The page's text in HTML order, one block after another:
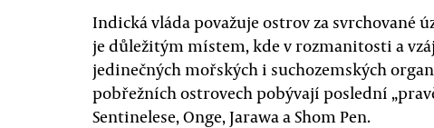
Indická vláda považuje ostrov za svrchované
je důležitým místem, kde v rozmanitosti a
jedinečných mořských i suchozemských
pobřežních ostrovech pobývají poslední
Sentinelese, Onge, Jarawa a Shom Pen.